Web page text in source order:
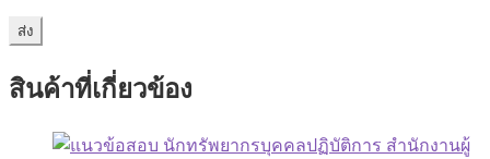
สินค้าที่เกี่ยวข้อง